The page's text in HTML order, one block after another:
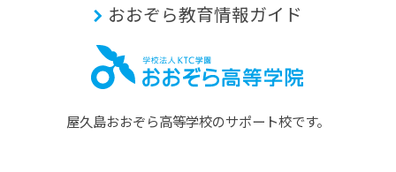
おおぞら教育情報ガイド
屋久島おおぞら⾼等学校のサポート校です。